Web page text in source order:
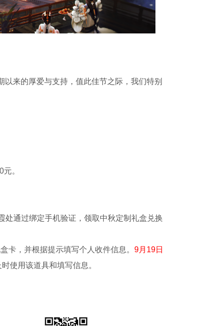
来的厚爱与支持，值此佳节之际，我们特别
。
通过绑定手机验证，领取中秋定制礼盒兑换
卡，并根据提示填写个人收件信息。 9月19日
使用该道具和填写信息。